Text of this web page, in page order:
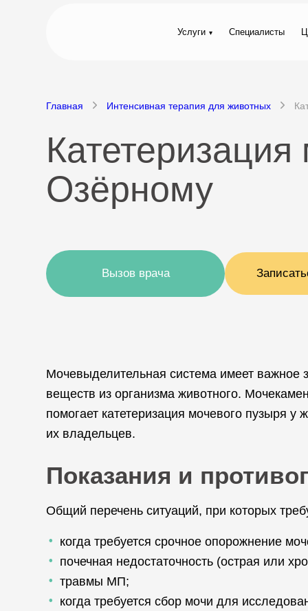
Услуги Специалисты
Главная Интенсивная терапия для животных
Озёрному
Вызов врача
Мочевыделительная система имеет важное
веществ из организма животного.
помогает катетеризация мочевого пузыря
их владельцев.
Показания и
Общий перечень ситуаций, при которых
когда требуется срочное опорожнение
почечная недостаточность (острая или
травмы МП;
когда требуется сбор мочи для